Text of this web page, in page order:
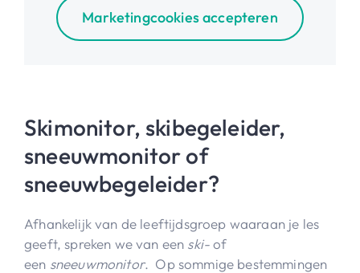
Marketingcookies accepteren
Skimonitor, skibegeleider,
sneeuwmonitor of
sneeuwbegeleider?
Afhankelijk van de leeftijdsgroep waaraan je les
geeft, spreken we van een ski-of
een sneeuwmonitor. Op sommige bestemmingen